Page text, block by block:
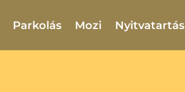
Parkolás Mozi Nyitvatartás